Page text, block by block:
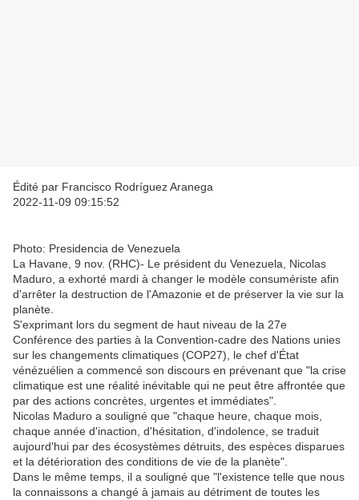
Édité par Francisco Rodríguez Aranega
2022-11-09 09:15:52
Photo: Presidencia de Venezuela
La Havane, 9 nov. (RHC)- Le président du Venezuela, Nicolas
Maduro, a exhorté mardi à changer le modèle consumériste afin
d'arrêter la destruction de l'Amazonie et de préserver la vie sur la
planète.
S'exprimant lors du segment de haut niveau de la 27e
Conférence des parties à la Convention-cadre des Nations unies
sur les changements climatiques (COP27), le chef d'État
vénézuélien a commencé son discours en prévenant que "la crise
climatique est une réalité inévitable qui ne peut être affrontée que
par des actions concrètes, urgentes et immédiates".
Nicolas Maduro a souligné que "chaque heure, chaque mois,
chaque année d'inaction, d'hésitation, d'indolence, se traduit
aujourd'hui par des écosystèmes détruits, des espèces disparues
et la détérioration des conditions de vie de la planète".
Dans le même temps, il a souligné que "l'existence telle que nous
la connaissons a changé à jamais au détriment de toutes les